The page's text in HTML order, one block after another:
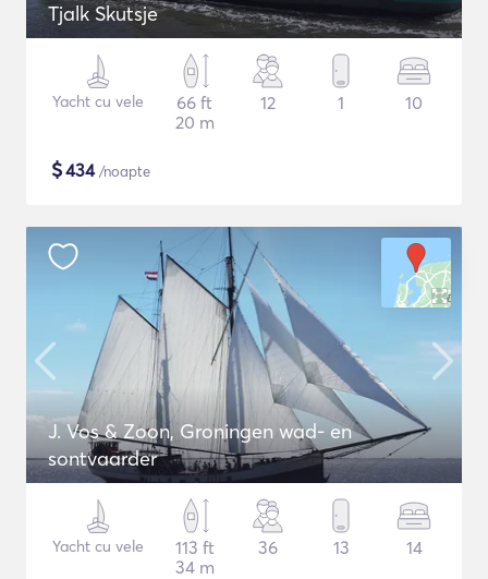
Tjalk Skutsje
Yacht cu vele
66 ft
20 m
12 1 10
$434/noapte
J. Vos & Zoon, Groningen wad- en
sontvaarder
Yacht cu vele
113 ft
34 m
36 13 14